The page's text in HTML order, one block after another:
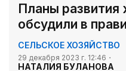
Планы развития
обсудили в
СЕЛЬСКОЕ ХОЗЯЙСТВО
29 декабря 2023 г. 12:46
НАТАЛИЯ БУЛАНОВА